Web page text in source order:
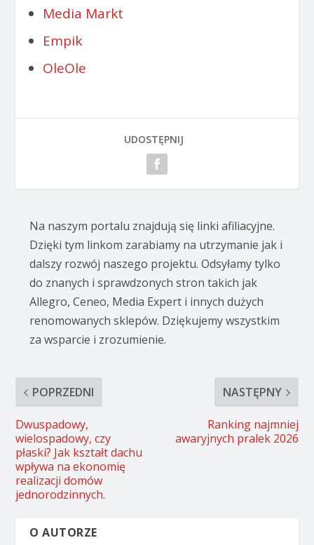
Media Markt
Empik
OleOle
UDOSTĘPNIJ
Na naszym portalu znajdują się linki afiliacyjne.
Dzięki tym linkom zarabiamy na utrzymanie jak i
dalszy rozwój naszego projektu. Odsyłamy tylko
do znanych i sprawdzonych stron takich jak
Allegro, Ceneo, Media Expert i innych dużych
renomowanych sklepów. Dziękujemy wszystkim
za wsparcie i zrozumienie.
POPRZEDNI
Dwuspadowy,
wielospadowy, czy
płaski? Jak kształt dachu
wpływa na ekonomię
realizacji domów
jednorodzinnych.
NASTĘPNY
Ranking najmniej
awaryjnych pralek 2026
O AUTORZE